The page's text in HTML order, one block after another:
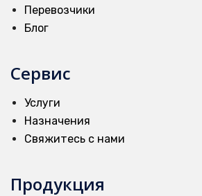
Перевозчики
Блог
Сервис
Услуги
Назначения
Свяжитесь с нами
Продукция